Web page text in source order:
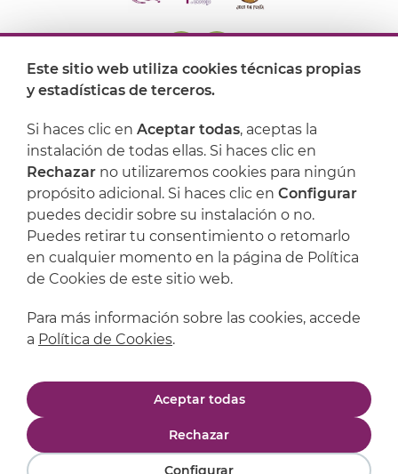
Dónde encontrarnos
Artijoc
Soporte
Política de privacidad
Este sitio web utiliza cookies técnicas propias
y estadísticas de terceros.
Si haces clic en Aceptar todas, aceptas la
instalación de todas ellas. Si haces clic en
Rechazar no utilizaremos cookies para ningún
propósito adicional. Si haces clic en Configurar
puedes decidir sobre su instalación o no.
Puedes retirar tu consentimiento o retomarlo
en cualquier momento en la página de Política
de Cookies de este sitio web.
Para más información sobre las cookies, accede
a Política de Cookies.
Aceptar todas
Rechazar
Configurar